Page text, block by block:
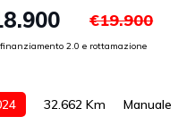
2.0 e rottamazione
€19.900
32.662 Km
Manuale